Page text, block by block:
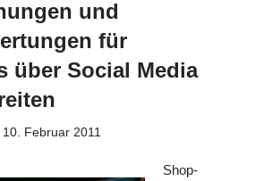
und
für
über Social Media
10. Februar 2011
Shop-